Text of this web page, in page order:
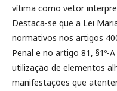
vítima como vetor
Destaca-se que a Lei
normativos nos artigos
Penal e no artigo 81, §1º-
utilização de elementos
manifestações que